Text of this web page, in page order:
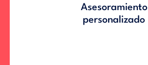
Asesoramiento
personalizado